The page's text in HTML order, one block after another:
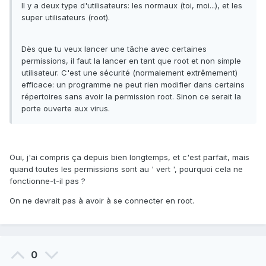
Il y a deux type d'utilisateurs: les normaux (toi, moi...), et les
super utilisateurs (root).
Dès que tu veux lancer une tâche avec certaines
permissions, il faut la lancer en tant que root et non simple
utilisateur. C'est une sécurité (normalement extrêmement)
efficace: un programme ne peut rien modifier dans certains
répertoires sans avoir la permission root. Sinon ce serait la
porte ouverte aux virus.
Oui, j'ai compris ça depuis bien longtemps, et c'est parfait, mais
quand toutes les permissions sont au ' vert ', pourquoi cela ne
fonctionne-t-il pas ?
On ne devrait pas à avoir à se connecter en root.
0